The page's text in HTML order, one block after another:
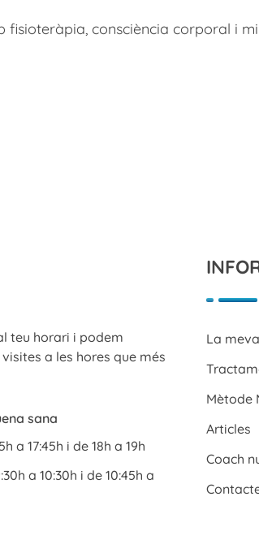
fisioteràpia, consciència corporal i
teu horari i podem
a les hores que més
sana
a 17:45h i de 18h a 19h
a 10:30h i de 10:45h a
La
Mètode
Articles
Coach